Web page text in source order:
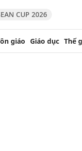
CUP 2026
giáo Giáo dục Thế